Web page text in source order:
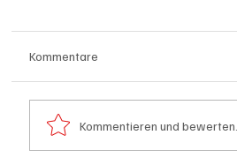
Kommentare
Kommentieren und bewerten...